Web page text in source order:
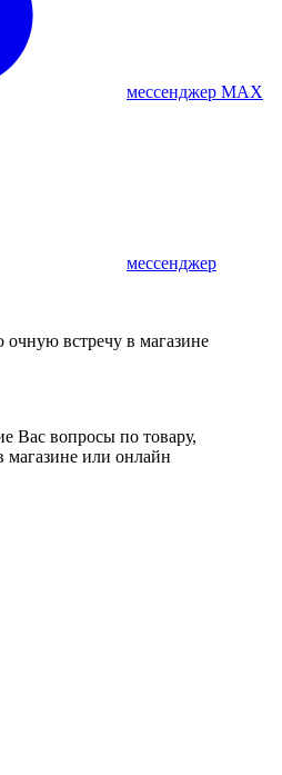
мессенджер MAX
мессенджер
встречу в магазине
Вас вопросы по товару,
магазине или онлайн